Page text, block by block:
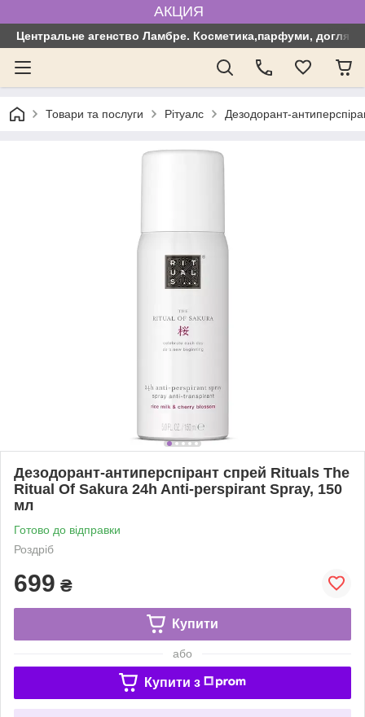
АКЦИЯ
Центральне агенство Ламбре. Косметика,парфуми, догляд
Товари та послуги Рітуалс Дезодорант-
Дезодорант-антиперспірант спрей Rituals The
Ritual Of Sakura 24h Anti-perspirant Spray, 150
мл
Готово до відправки
Роздріб
699 ₴
Купити
або
Купити з